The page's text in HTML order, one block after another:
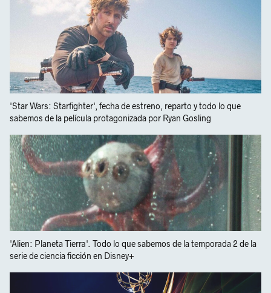
'Star Wars: Starfighter', fecha de estreno, reparto y todo lo que
sabemos de la película protagonizada por Ryan Gosling
'Alien: Planeta Tierra'. Todo lo que sabemos de la temporada 2 de la
serie de ciencia ficción en Disney+